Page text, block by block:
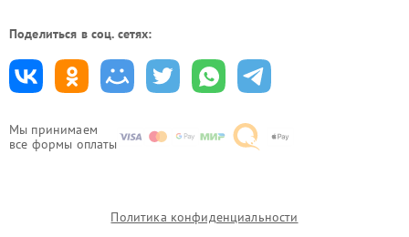
Мы принимаем
все формы оплаты
Поделиться в соц. сетях:
Политика конфиденциальности